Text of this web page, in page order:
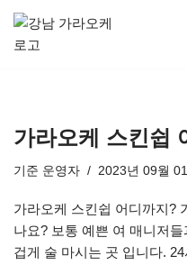
콘
건
뛰
기
가라오케 스킨쉽
기준 운영자 2023년 09월
가라오케 스킨쉽 어디까지?
나요? 보통 예쁜 여 매니저
겁게 술 마시는 곳 입니다.